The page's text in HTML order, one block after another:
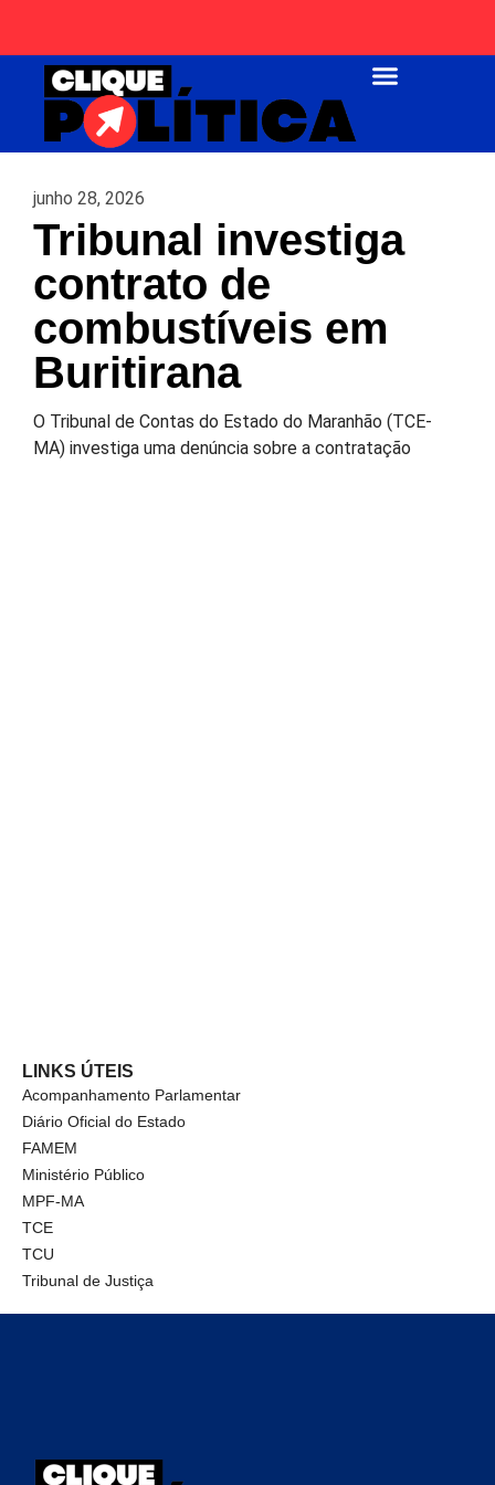
junho 28, 2026
Tribunal investiga
contrato de
combustíveis em
Buritirana
O Tribunal de Contas do Estado do Maranhão (TCE-
MA) investiga uma denúncia sobre a contratação
LINKS ÚTEIS
Acompanhamento Parlamentar
Diário Oficial do Estado
FAMEM
Ministério Público
MPF-MA
TCE
TCU
Tribunal de Justiça